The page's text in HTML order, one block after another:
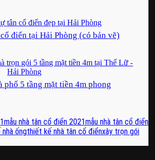
điển tại Hải Phòng (có bản vẽ)
phố 5 tầng mặt tiền 4m phong
mẫu nhà tân cổ điển 2021mẫu nhà tân cổ điển
ốngthiết kế nhà tân cổ điểnxây trọn gói